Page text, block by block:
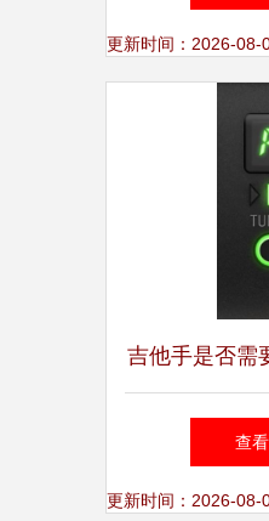
更新时间：2026-08-
吉他手是否需
卡？——从软
专业
查
更新时间：2026-08-